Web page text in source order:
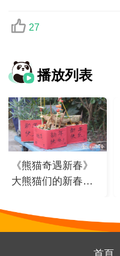
27
播放列表
《熊猫奇遇新春》
大熊猫们的新春丰